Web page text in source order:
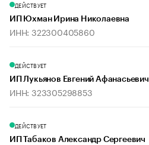
ДЕЙСТВУЕТ
ИП Юхман Ирина Николаевна
ИНН: 322300405860
ДЕЙСТВУЕТ
ИП Лукьянов Евгений Афанасьевич
ИНН: 323305298853
ДЕЙСТВУЕТ
ИП Табаков Александр Сергеевич